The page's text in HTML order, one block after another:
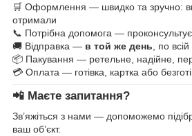
🛒 Оформлення — швидко та зручно:
отримали
📞 Потрібна допомога —
🚚 Відправка — в той же день , по
📦 Пакування — ретельне, надійне,
💳 Оплата — готівка, картка або
📲 Маєте запитання?
Зв’яжіться з нами — допоможемо
ваш об’єкт.